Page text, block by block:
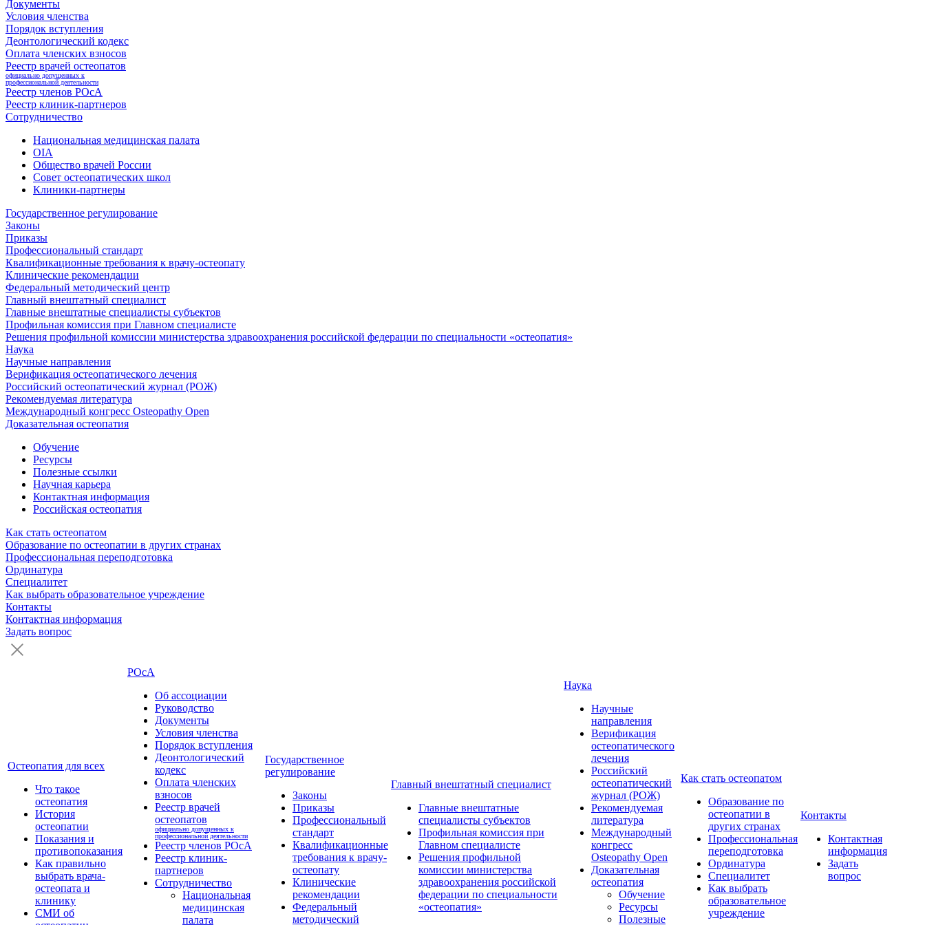
Документы
Условия членства
Порядок вступления
Деонтологический кодекс
Оплата членских взносов
Реестр врачей остеопатов
официально допущенных к
профессиональной деятельности
Реестр членов РОсА
Реестр клиник-партнеров
Сотрудничество
Национальная медицинская палата
OIA
Общество врачей России
Совет остеопатических школ
Клиники-партнеры
Государственное регулирование
Законы
Приказы
Профессиональный стандарт
Квалификационные требования к врачу-остеопату
Клинические рекомендации
Федеральный методический центр
Главный внештатный специалист
Главные внештатные специалисты субъектов
Профильная комиссия при Главном специалисте
Решения профильной комиссии министерства здравоохранения российской федерации по специальности «остеопатия»
Наука
Научные направления
Верификация остеопатического лечения
Российский остеопатический журнал (РОЖ)
Рекомендуемая литература
Международный конгресс Osteopathy Open
Доказательная остеопатия
Обучение
Ресурсы
Полезные ссылки
Научная карьера
Контактная информация
Российская остеопатия
Как стать остеопатом
Образование по остеопатии в других странах
Профессиональная переподготовка
Ординатура
Специалитет
Как выбрать образовательное учреждение
Контакты
Контактная информация
Задать вопрос
Остеопатия для всех
Что такое
остеопатия
История
остеопатии
Показания и
противопоказания
Как правильно
выбрать врача-
остеопата и
клинику
СМИ об
РОсА
Об ассоциации
Руководство
Документы
Условия членства
Порядок вступления
Деонтологический
кодекс
Оплата членских
взносов
Реестр врачей
остеопатов
официально допущенных к
профессиональной деятельности
Реестр членов РОсА
Реестр клиник-
партнеров
Сотрудничество
Национальная
медицинская
палата
Государственное
регулирование
Законы
Приказы
Профессиональный
стандарт
Квалификационные
требования к врачу-
остеопату
Клинические
рекомендации
Федеральный
методический
Главный внештатный специалист
Главные внештатные
специалисты субъектов
Профильная комиссия при
Главном специалисте
Решения профильной
комиссии министерства
здравоохранения российской
федерации по специальности
«остеопатия»
Наука
Научные
направления
Верификация
остеопатического
лечения
Российский
остеопатический
журнал (РОЖ)
Рекомендуемая
литература
Международный
конгресс
Osteopathy Open
Доказательная
остеопатия
Обучение
Ресурсы
Полезные
Как стать остеопатом
Образование по
остеопатии в
других странах
Профессиональная
переподготовка
Ординатура
Специалитет
Как выбрать
образовательное
учреждение
Контакты
Контактная
информация
Задать
вопрос